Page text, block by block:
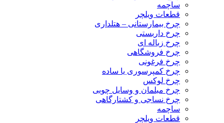
ساچمه
قطعات ویلچر
چرخ بیمارستانی – هتلداری
چرخ داربستی
چرخ زباله ای
چرخ فروشگاهی
چرخ فرغونی
چرخ کمپرسوری یا ساده
چرخ لوکس
چرخ مبلمان و وسایل چوبی
چرخ نساجی و کشتارگاهی
ساچمه
قطعات ویلچر